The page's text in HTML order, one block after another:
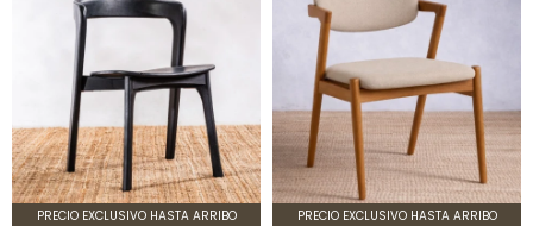
PRECIO EXCLUSIVO HASTA ARRIBO PRECIO EXCLUSIVO HASTA ARRIBO